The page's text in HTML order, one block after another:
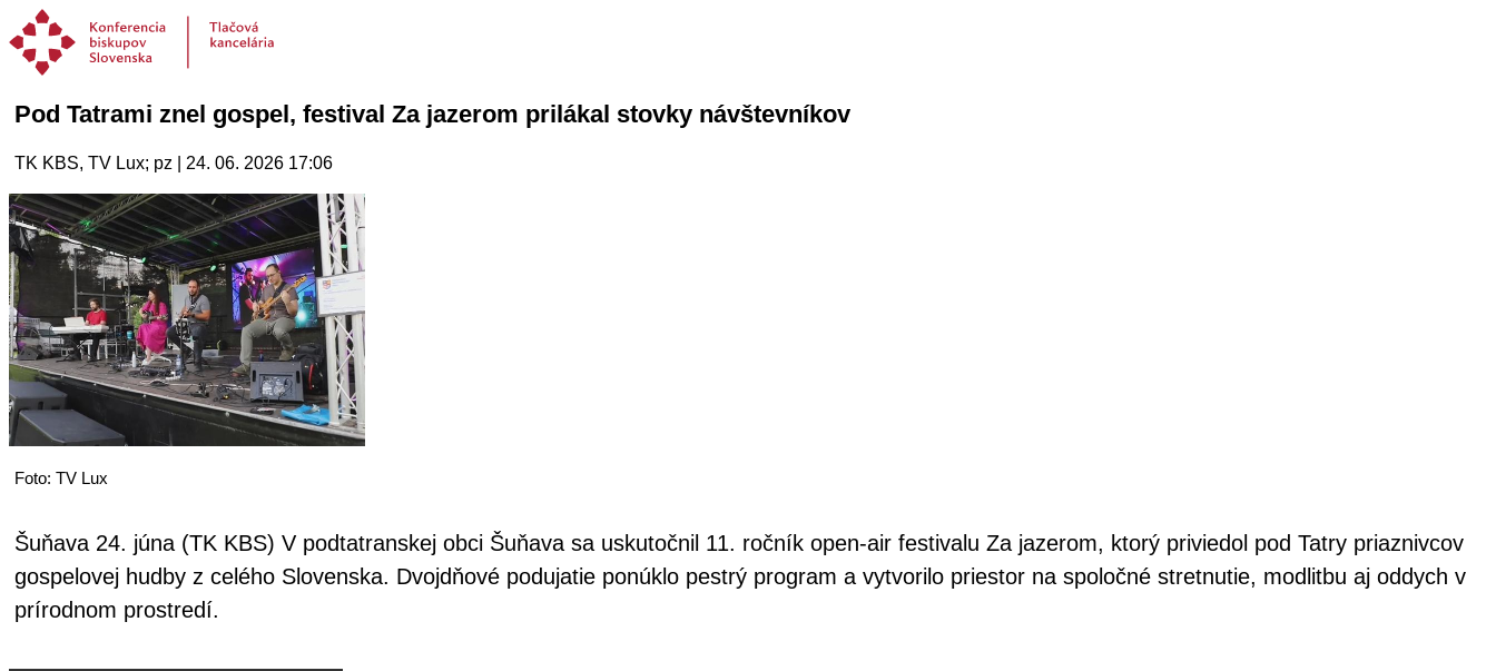
Pod Tatrami znel gospel, festival Za jazerom prilákal stovky návštevníkov
TK KBS, TV Lux; pz | 24. 06. 2026 17:06
Foto: TV Lux
Šuňava 24. júna (TK KBS) V podtatranskej obci Šuňava sa uskutočnil 11. ročník open-air festivalu Za jazerom, ktorý priviedol pod Tatry priaznivcov
gospelovej hudby z celého Slovenska. Dvojdňové podujatie ponúklo pestrý program a vytvorilo priestor na spoločné stretnutie, modlitbu aj oddych v
prírodnom prostredí.